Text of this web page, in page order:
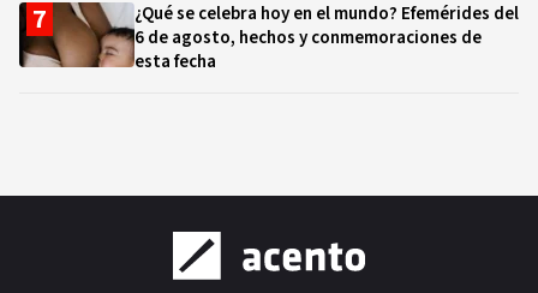
¿Qué se celebra hoy en el mundo? Efemérides del
6 de agosto, hechos y conmemoraciones de
esta fecha